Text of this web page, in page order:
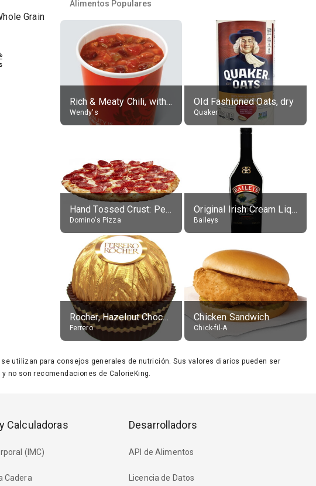
Grain
Alimentos Populares
Rich & Meaty Chili, without toppings, large
Wendy's
Old Fashioned Oats, dry
Quaker
Hand Tossed Crust: Pepperoni Pizza (Large 14")
Domino's Pizza
Original Irish Cream Liqueur (17% alc.)
Baileys
Rocher, Hazelnut Chocolate Ball
Ferrero
Chicken Sandwich
Chick-fil-A
utilizan para consejos generales de nutrición. Sus valores diarios pueden ser
no son recomendaciones de CalorieKing.
Calculadoras
(IMC)
Cadera
Desarrolladors
API de Alimentos
Licencia de Datos